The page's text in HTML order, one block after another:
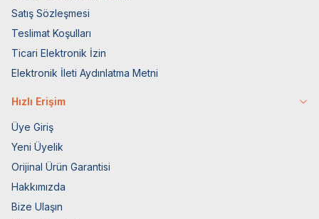
Satış Sözleşmesi
Teslimat Koşulları
Ticari Elektronik İzin
Elektronik İleti Aydınlatma Metni
Hızlı Erişim
Üye Giriş
Yeni Üyelik
Orijinal Ürün Garantisi
Hakkımızda
Bize Ulaşın